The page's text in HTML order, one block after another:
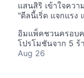
แสนสิริ เข้าใจคว
"ดีลนี้เริ่ด แจกแรง
อิมแพ็คชวนครอบ
โปรโมชันจาก 5 ร้
Aug 26